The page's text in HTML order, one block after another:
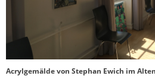
Acrylgemälde von Stephan Ewich im